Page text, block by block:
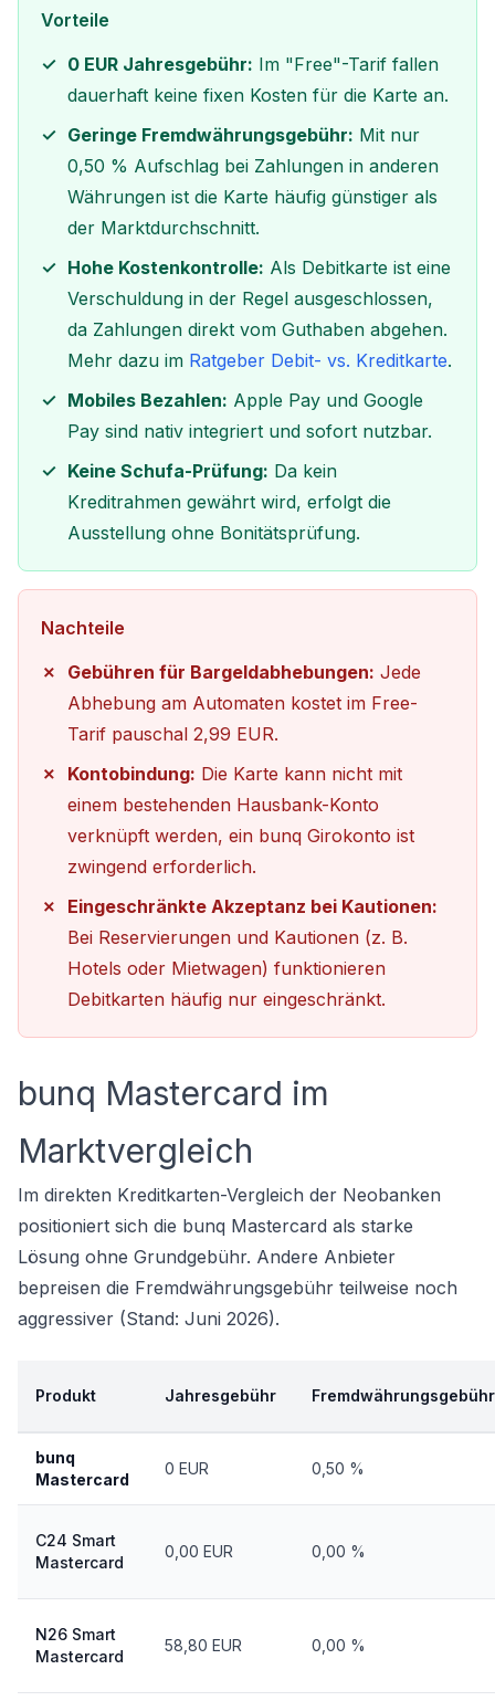
Vorteile
0 EUR Jahresgebühr: Im "Free"-Tarif fallen
dauerhaft keine fixen Kosten für die Karte an.
Geringe Fremdwährungsgebühr: Mit nur
0,50 % Aufschlag bei Zahlungen in anderen
Währungen ist die Karte häufig günstiger als
der Marktdurchschnitt.
Hohe Kostenkontrolle: Als Debitkarte ist eine
Verschuldung in der Regel ausgeschlossen,
da Zahlungen direkt vom Guthaben abgehen.
Mehr dazu im Ratgeber Debit- vs. Kreditkarte.
Mobiles Bezahlen: Apple Pay und Google
Pay sind nativ integriert und sofort nutzbar.
Keine Schufa-Prüfung: Da kein
Kreditrahmen gewährt wird, erfolgt die
Ausstellung ohne Bonitätsprüfung.
Nachteile
Gebühren für Bargeldabhebungen: Jede
Abhebung am Automaten kostet im Free-
Tarif pauschal 2,99 EUR.
Kontobindung: Die Karte kann nicht mit
einem bestehenden Hausbank-Konto
verknüpft werden, ein bunq Girokonto ist
zwingend erforderlich.
Eingeschränkte Akzeptanz bei Kautionen:
Bei Reservierungen und Kautionen (z. B.
Hotels oder Mietwagen) funktionieren
Debitkarten häufig nur eingeschränkt.
bunq Mastercard im
Marktvergleich
Im direkten Kreditkarten-Vergleich der Neobanken
positioniert sich die bunq Mastercard als starke
Lösung ohne Grundgebühr. Andere Anbieter
bepreisen die Fremdwährungsgebühr teilweise noch
aggressiver (Stand: Juni 2026).
Produkt Jahresgebühr Fremdwährungsgebühr
bunq
Mastercard
0 EUR 0,50 %
C24 Smart
Mastercard
0,00 EUR 0,00 %
N26 Smart
Mastercard
58,80 EUR 0,00 %